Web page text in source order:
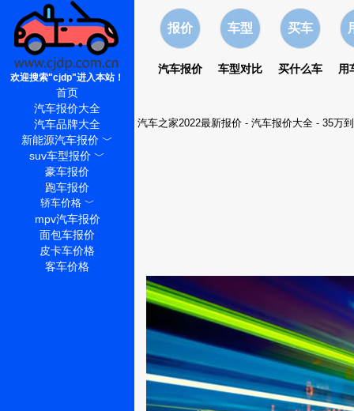
报价
汽车报价
车型
车型对比
买车
买什么车 用
汽车之家2022最新报价 - 汽车报价大全 - 35万
欢迎搜索"cjdp"进入本站！
首页
汽车报价大全
汽车品牌大全
新能源汽车报价 ﹀
suv车型报价 ﹀
豪车报价
跑车报价
轿车价格﹀
mpv汽车报价
面包车报价
皮卡车价格
客车价格